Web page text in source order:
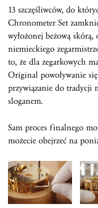
13 szczęśliwców, do
Chronometer Set
wyłożonej beżową
niemieckiego
to, że dla zegarkowych
Original powoływanie
przywiązanie do tradycji
sloganem.
Sam proces finalnego
możecie obejrzeć na